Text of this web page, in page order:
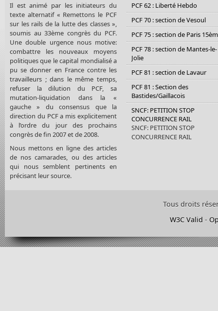
Il est animé par les initiateurs du
texte alternatif « Remettons le PCF
sur les rails de la lutte des classes »,
soumis au 33ème congrès du PCF.
Une double urgence nous motive:
combattre les nouveaux moyens
politiques que le capital mondialisé a
pu se donner en France contre les
travailleurs ; dans le même temps,
refuser la dilution du PCF, sa
mutation-liquidation dans la «
gauche » du consensus que la
direction du PCF a mis explicitement
à l’ordre du jour des prochains
congrès de fin 2007 et de 2008.
Nous mettons en ligne des articles
de nos camarades, ou des articles
qui nous semblent pertinents en
précisant leur source.
PCF 62 : Liberté Hebdo
PCF 70 : section de Vesoul
PCF 75 : section de Paris
PCF 78 : section de Mantes-le-
Jolie
PCF 81 : section de Lavaur
PCF 81 : Section des
Bastides/Gaillacois
SNCF: PETITION STOP
CONCURRENCE RAIL
SNCF: PETITION STOP
CONCURRENCE RAIL
Tous droits
W3C Valid -